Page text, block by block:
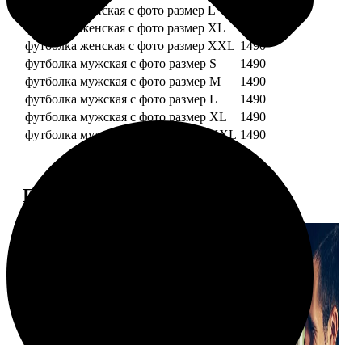
футболка женская с фото размер L
футболка женская с фото размер XL
футболка женская с фото размер XXL 1490
футболка мужская с фото размер S
1490
футболка мужская с фото размер M
1490
футболка мужская с фото размер L
1490
футболка мужская с фото размер XL
1490
футболка мужская с фото размер XXL 1490
Примеры работ